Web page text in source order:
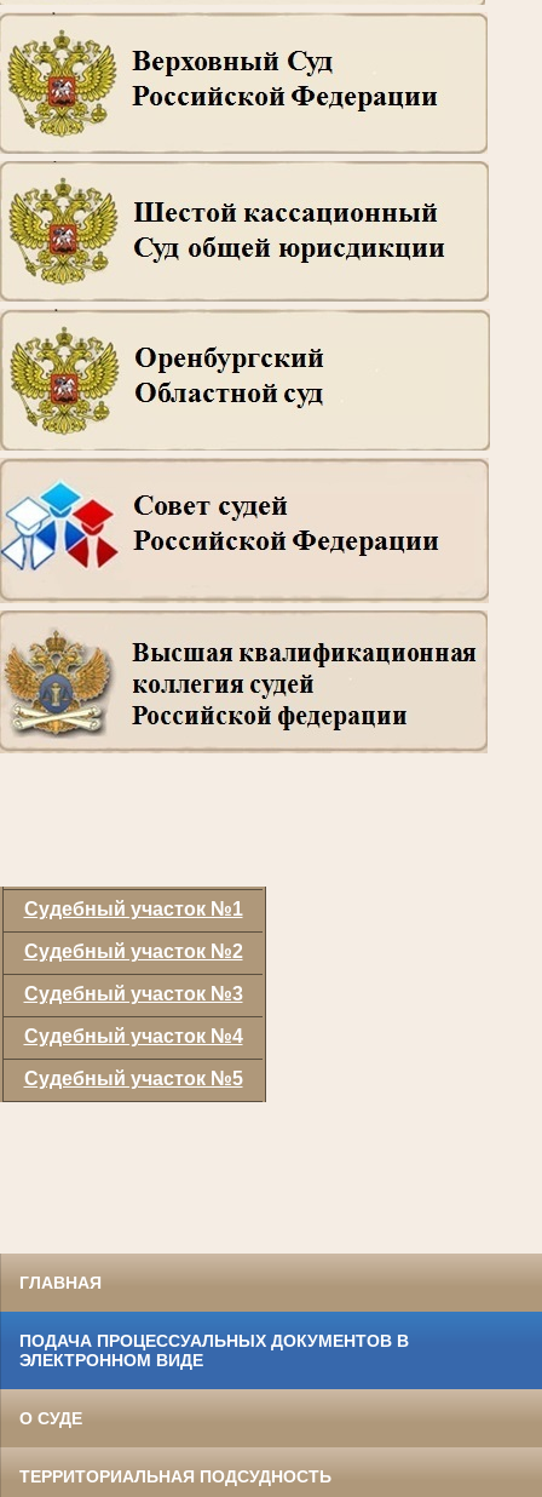
Судебный участок №1
Судебный участок №2
Судебный участок №3
Судебный участок №4
Судебный участок №5
ГЛАВНАЯ
ПОДАЧА ПРОЦЕССУАЛЬНЫХ ДОКУМЕНТОВ В
ЭЛЕКТРОННОМ ВИДЕ
О СУДЕ
ТЕРРИТОРИАЛЬНАЯ ПОДСУДНОСТЬ